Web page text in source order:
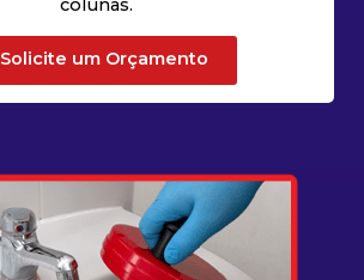
colunas.
Solicite um Orçamento